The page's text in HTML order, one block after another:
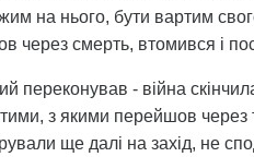
на нього, бути вартим
через смерть, втомився і
переконував - війна
з якими перейшов
ще далі на захід, не